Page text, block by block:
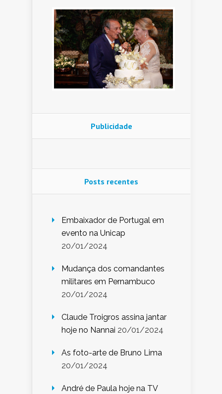
Publicidade
Posts recentes
Embaixador de Portugal em
evento na Unicap
20/01/2024
Mudança dos comandantes
militares em Pernambuco
20/01/2024
Claude Troigros assina jantar
hoje no Nannai 20/01/2024
As foto-arte de Bruno Lima
20/01/2024
André de Paula hoje na TV